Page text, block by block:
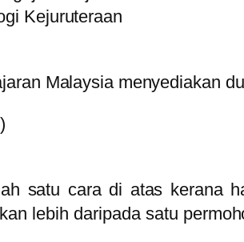
Kejuruteraan
Malaysia menyediakan
satu cara di atas kerana
lebih daripada satu